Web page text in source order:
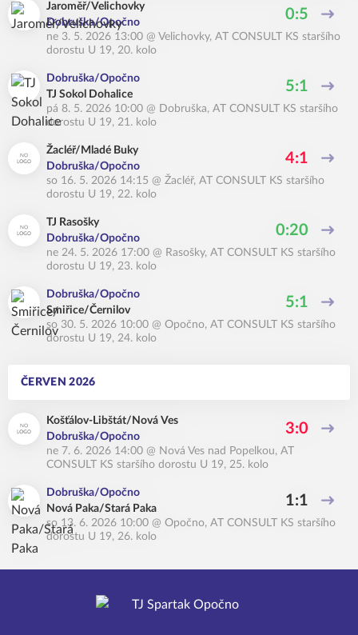
Jaroměř/Velichovky
Dobruška/Opočno
0:5
ne 3. 5. 2026 13:00 @ Velichovky, AT CONSULT KS staršího
dorostu U 19, 20. kolo
Dobruška/Opočno
TJ Sokol Dohalice
5:1
pá 8. 5. 2026 10:00 @ Dobruška, AT CONSULT KS staršího
dorostu U 19, 21. kolo
Žacléř/Mladé Buky
Dobruška/Opočno
4:1
so 16. 5. 2026 14:15 @ Žacléř, AT CONSULT KS staršího
dorostu U 19, 22. kolo
TJ Rasošky
Dobruška/Opočno
0:20
ne 24. 5. 2026 17:00 @ Rasošky, AT CONSULT KS staršího
dorostu U 19, 23. kolo
Dobruška/Opočno
Smiřice/Černilov
5:1
so 30. 5. 2026 10:00 @ Opočno, AT CONSULT KS staršího
dorostu U 19, 24. kolo
ČERVEN 2026
Košťálov-Libštát/Nová Ves
Dobruška/Opočno
3:0
ne 7. 6. 2026 14:00 @ Nová Ves nad Popelkou, AT
CONSULT KS staršího dorostu U 19, 25. kolo
Dobruška/Opočno
Nová Paka/Stará Paka
1:1
so 13. 6. 2026 10:00 @ Opočno, AT CONSULT KS staršího
dorostu U 19, 26. kolo